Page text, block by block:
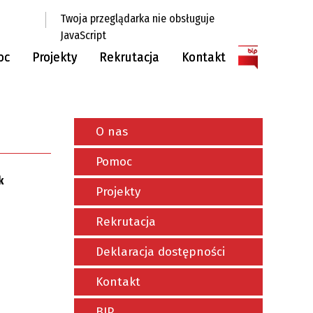
Twoja przeglądarka nie obsługuje
JavaScript
Projekty
śródmiejskich rodzin
Bliżej Siebie - grupa wsparcia dla
DDA/DDD
Rekrutacja Kontakt
O nas
Pomoc
Projekty
Rekrutacja
Deklaracja dostępności
Kontakt